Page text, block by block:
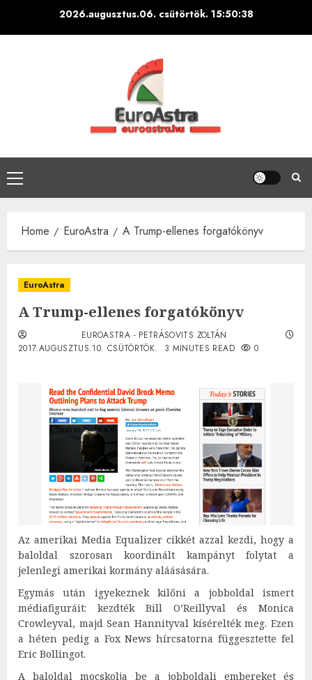
2026.augusztus.06. csütörtök. 15:50:39
Primary
Menu
Home EuroAstra A Trump-ellenes forgatókönyv
EuroAstra
A Trump-ellenes forgatókönyv
EUROASTRA - PETRÁSOVITS ZOLTÁN
2017.AUGUSZTUS.10. CSÜTÖRTÖK.
3 MINUTES READ 0
Az amerikai Media Equalizer cikkét azzal kezdi, hogy a
baloldal szorosan koordinált kampányt folytat a
jelenlegi amerikai kormány aláásására.
Egymás után igyekeznek kilőni a jobboldal ismert
médiafiguráit: kezdték Bill O’Reillyval és Monica
Crowleyval, majd Sean Hannityval kísérelték meg. Ezen
a héten pedig a Fox News hírcsatorna függesztette fel
Eric Bollingot.
A baloldal mocskolja be a jobboldali embereket és